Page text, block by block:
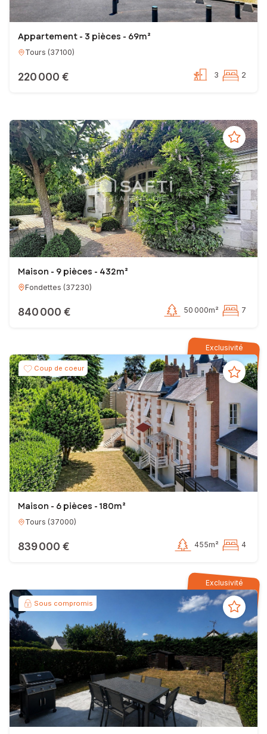
Appartement - 3 pièces - 69m²
Tours (37100)
220 000 € 3 2
Maison - 9 pièces - 432m²
Fondettes (37230)
840 000 € 50 000m² 7
Exclusivité
Coup de coeur
Maison - 6 pièces - 180m²
Tours (37000)
839 000 € 455m² 4
Exclusivité
Sous compromis